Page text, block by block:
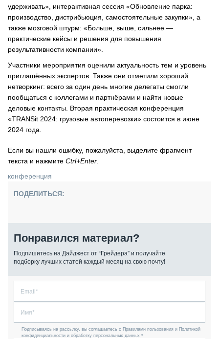
удерживать», интерактивная сессия «Обновление парка:
производство, дистрибьюция, самостоятельные закупки», а
также мозговой штурм: «Больше, выше, сильнее —
практические кейсы и решения для повышения
результативности компании».
Участники мероприятия оценили актуальность тем и уровень
приглашённых экспертов. Также они отметили хороший
нетворкинг: всего за один день многие делегаты смогли
пообщаться с коллегами и партнёрами и найти новые
деловые контакты. Вторая практическая конференция
«TRANSit 2024: грузовые автоперевозки» состоится в июне
2024 года.
Если вы нашли ошибку, пожалуйста, выделите фрагмент
текста и нажмите Ctrl+Enter
конференция
ПОДЕЛИТЬСЯ:
Понравился материал?
Подпишитесь на Дайджест от “Грейдера” и получайте
подборку лучших статей каждый месяц на свою почту!
Подписываясь на рассылку, вы соглашаетесь с Правилами пользования и Политикой
конфиденциальности и обработку персональных данных *